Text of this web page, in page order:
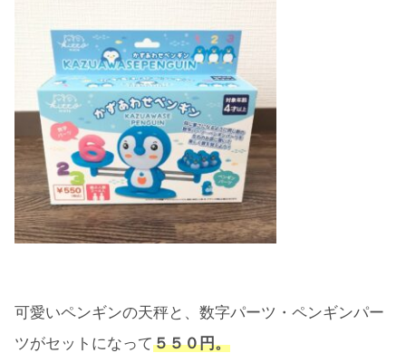
可愛いペンギンの天秤と、数字パーツ・ペンギンパー
ツがセットになって５５０円。